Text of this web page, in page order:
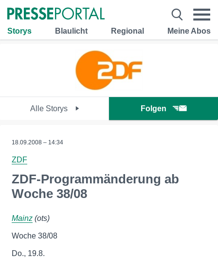
Storys Blaulicht Regional Meine Abos
Alle Storys Folgen
18.09.2008 – 14:34
ZDF
ZDF-Programmänderung ab
Woche 38/08
Mainz (ots)
Woche 38/08
Do., 19.8.